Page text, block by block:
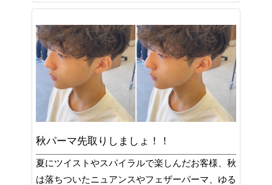
秋パーマ先取りしましょ！！
夏にツイストやスパイラルで楽しんだお客様、秋
は落ちついたニュアンスやフェザーパーマ、ゆる